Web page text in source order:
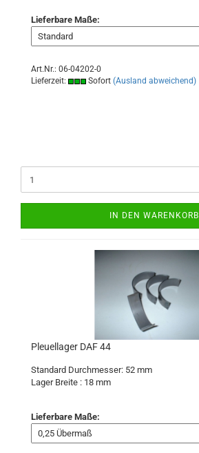
Lieferbare Maße:
Art.Nr.: 06-04202-0
Lieferzeit:
Sofort (Ausland abweichend)
IN DEN WARENKORB
Pleuellager DAF 44
Standard Durchmesser: 52 mm
Lager Breite : 18 mm
Lieferbare Maße: